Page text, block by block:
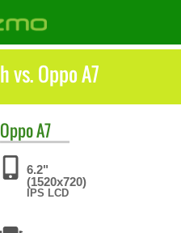
vs. Oppo A7
OppoA7
6.2"
(1520x720)
IPS LCD